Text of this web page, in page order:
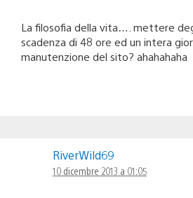
La filosofia della vita…. mettere
scadenza di 48 ore ed un intera
manutenzione del sito? ahahahaha
RiverWild69
10 dicembre 2013 a 01:05